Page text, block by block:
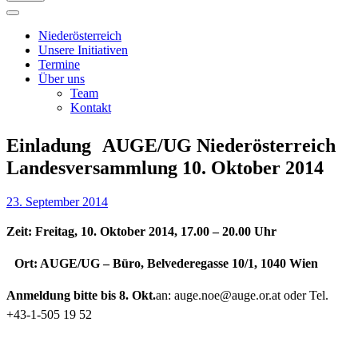
Niederösterreich
Unsere Initiativen
Termine
Über uns
Team
Kontakt
Einladung AUGE/UG Niederösterreich
Landesversammlung 10. Oktober 2014
23. September 2014
Zeit: Freitag, 10. Oktober 2014, 17.00 – 20.00 Uhr
Ort: AUGE/UG – Büro, Belvederegasse 10/1, 1040 Wien
Anmeldung bitte bis 8. Okt.an: auge.noe@auge.or.at oder Tel.
+43-1-505 19 52